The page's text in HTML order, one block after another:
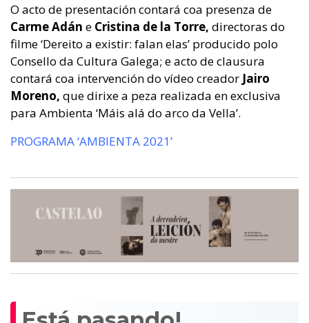
O acto de presentación contará coa presenza de
Carme Adán e Cristina de la Torre, directoras do
filme ‘Dereito a existir: falan elas’ producido polo
Consello da Cultura Galega; e acto de clausura
contará coa intervención do vídeo creador Jairo
Moreno, que dirixe a peza realizada en exclusiva
para Ambienta ‘Máis alá do arco da Vella’.
PROGRAMA ‘AMBIENTA 2021’